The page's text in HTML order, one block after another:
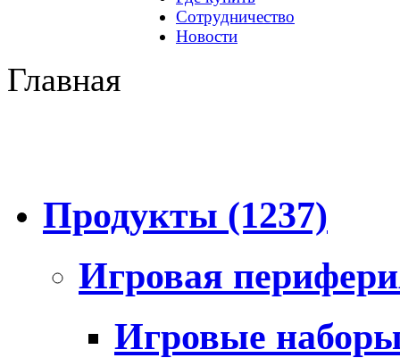
Сотрудничество
Новости
Главная
Продукты (1237)
Игровая
Игровые